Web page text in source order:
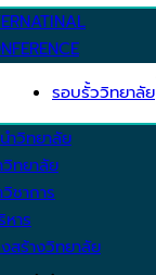
รอบรั้ววิทยาลัย
ำวิทยาลัย
ทยาลัย
ชาการ
าร
สร้างวิทยาลัย